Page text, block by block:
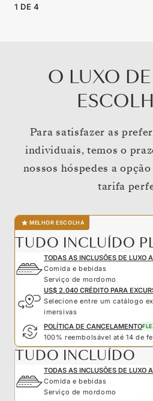
1 DE 4
O LUXO
Para satisfazer as
individuais, temos o
nossos hóspedes a
tarifa
MELHOR ESCOLHA
TUDO INCLUÍDO
TODAS AS INCLUSÕES DE LUXO
Comida e bebidas
Serviço de mordomo
US$ 2.040 CRÉDITO PARA
Selecione entre um catálogo
imersivas
POLÍTICA DE CANCELAMENTO
100% reembolsável até 14 de
TUDO INCLUÍDO
TODAS AS INCLUSÕES DE LUXO
Comida e bebidas
Serviço de mordomo